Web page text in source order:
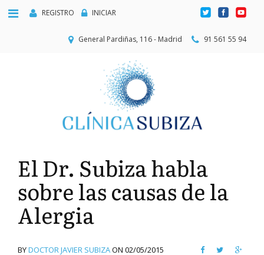
REGISTRO INICIAR
General Pardiñas, 116 - Madrid 91 561 55 94
El Dr. Subiza habla
sobre las causas de la
Alergia
BYDOCTOR JAVIER SUBIZAON 02/05/2015